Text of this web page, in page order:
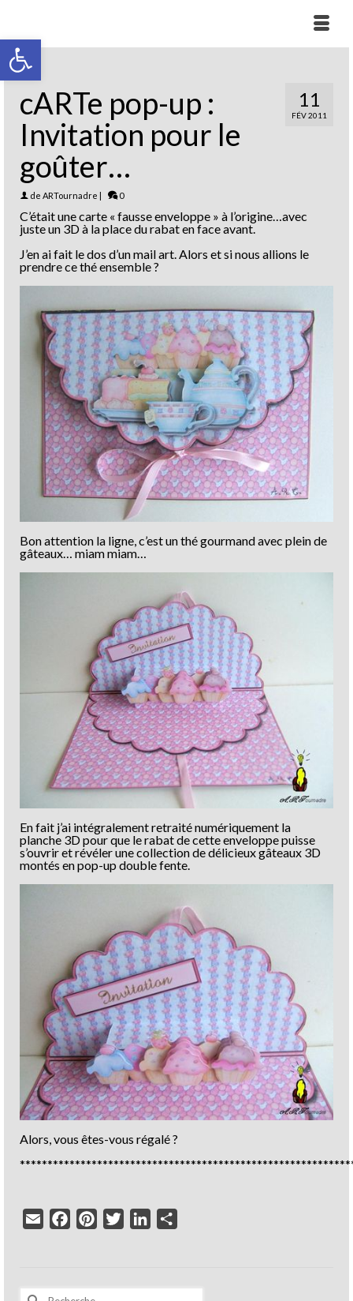
Ouvrir la barre d’outils
11
FÉV 2011
cARTe pop-up :
Invitation pour le
goûter…
de ARTournadre | 0
C’était une carte « fausse enveloppe » à l’origine…avec
juste un 3D à la place du rabat en face avant.
J’en ai fait le dos d’un mail art. Alors et si nous allions le
prendre ce thé ensemble ?
Bon attention la ligne, c’est un thé gourmand avec plein de
gâteaux… miam miam…
En fait j’ai intégralement retraité numériquement la
planche 3D pour que le rabat de cette enveloppe puisse
s’ouvrir et révéler une collection de délicieux gâteaux 3D
montés en pop-up double fente.
Alors, vous êtes-vous régalé ?
Email FacebookPinterestTwitterLinkedIn
Rechercher :